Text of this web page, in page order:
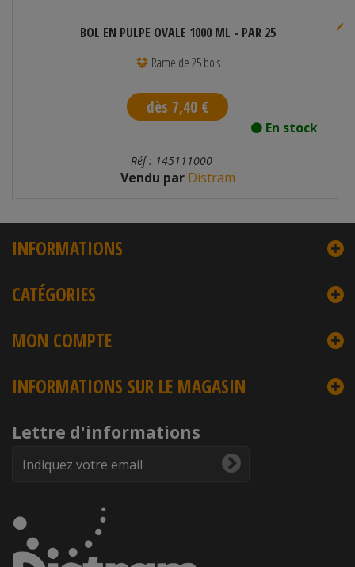
BOL EN PULPE OVALE 1000 ML - PAR 25
Rame de 25 bols
dès 7,40 €
En stock
Réf : 145111000
Vendu parDistram
INFORMATIONS
CATÉGORIES
MON COMPTE
INFORMATIONS SUR LE MAGASIN
Lettre d'informations